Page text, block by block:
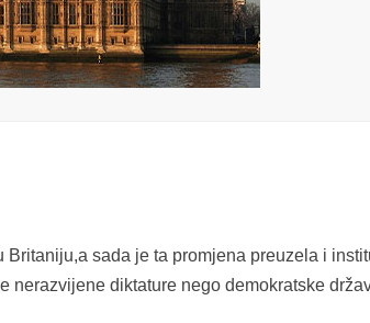
sada je ta promjena preuzela i
nerazvijene diktature nego demokratske